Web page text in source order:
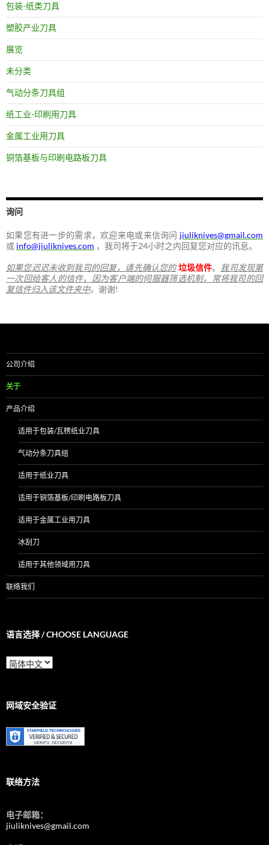
包装-纸类刀具
塑胶产业刀具
展览
未分类
气动分条刀具组
纸工业-印刷用刀具
金属工业用刀具
铜箔基板与印刷电路板刀具
询问
如果您有进一步的需求，欢迎来电或来信询问 jiuliknives@gmail.com
或 info@jiuliknives.com ，我司将于24小时之内回复您对应的讯息。
如果您迟迟未收到我司的回复，请先确认您的垃圾信件。 我司发现第
一次回给客人的信件，因为客户端的伺服器筛选机制，常将我司的回
复信件归入该文件夹中。 谢谢!
公司介绍
关于
产品介绍
适用于包装/瓦楞纸业刀具
气动分条刀具组
适用于纸业刀具
适用于铜箔基板/印刷电路板刀具
适用于金属工业用刀具
冰刮刀
适用于其他领域用刀具
联络我们
语言选择 / CHOOSE LANGUAGE
语
言
/
Language
网域安全验证
联络方法
电子邮箱：
jiuliknives@gmail.com